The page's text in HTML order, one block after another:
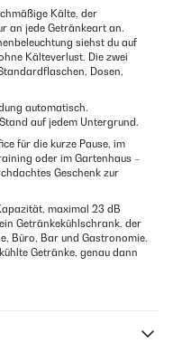
Kälte, der
an jede Getränkeart an.
siehst du auf
Kälteverlust. Die zwei
Dosen,
automatisch.
auf jedem Untergrund.
für die kurze Pause, im
oder im Gartenhaus –
Geschenk zur
maximal 23 dB
Getränkekühlschrank, der
Büro, Bar und Gastronomie.
Getränke, genau dann